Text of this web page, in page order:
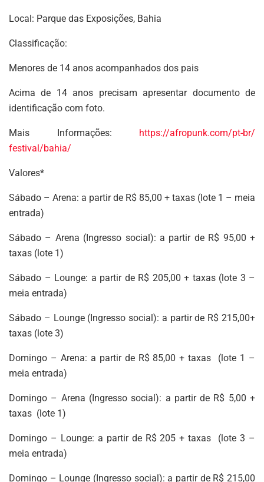
Local: Parque das Exposições, Bahia
Classificação:
Menores de 14 anos acompanhados dos pais
Acima de 14 anos precisam apresentar documento de
identificação com foto.
Mais Informações: https://afropunk.com/pt-br/
festival/bahia/
Valores*
Sábado – Arena: a partir de R$ 85,00 + taxas (lote 1 – meia
entrada)
Sábado – Arena (Ingresso social): a partir de R$ 95,00 +
taxas (lote 1)
Sábado – Lounge: a partir de R$ 205,00 + taxas (lote 3 –
meia entrada)
Sábado – Lounge (Ingresso social): a partir de R$ 215,00+
taxas (lote 3)
Domingo – Arena: a partir de R$ 85,00 + taxas (lote 1 –
meia entrada)
Domingo – Arena (Ingresso social): a partir de R$ 5,00 +
taxas (lote 1)
Domingo – Lounge: a partir de R$ 205 + taxas (lote 3 –
meia entrada)
Domingo – Lounge (Ingresso social): a partir de R$ 215,00